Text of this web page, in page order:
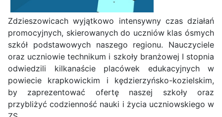
Zdzieszowicach wyjątkowo intensywny czas działań
promocyjnych, skierowanych do uczniów klas ósmych
szkół podstawowych naszego regionu. Nauczyciele
oraz uczniowie technikum i szkoły branżowej I stopnia
odwiedzili kilkanaście placówek edukacyjnych w
powiecie krapkowickim i kędzierzyńsko-kozielskim,
by zaprezentować ofertę naszej szkoły oraz
przybliżyć codzienność nauki i życia uczniowskiego w